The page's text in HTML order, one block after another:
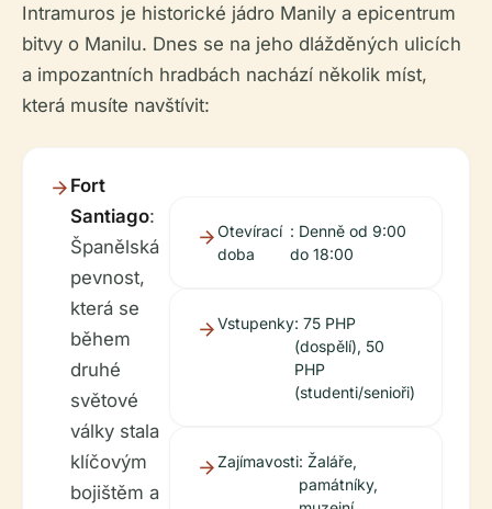
Intramuros je historické jádro Manily a epicentrum
bitvy o Manilu. Dnes se na jeho dlážděných ulicích
a impozantních hradbách nachází několik míst,
která musíte navštívit:
Fort
Santiago:
Španělská
pevnost,
která se
během
druhé
světové
války stala
klíčovým
bojištěm a
Otevírací
doba
: Denně od 9:00
do 18:00
Vstupenky: 75 PHP
(dospělí), 50
PHP
(studenti/senioři)
Zajímavosti: Žaláře,
památníky,